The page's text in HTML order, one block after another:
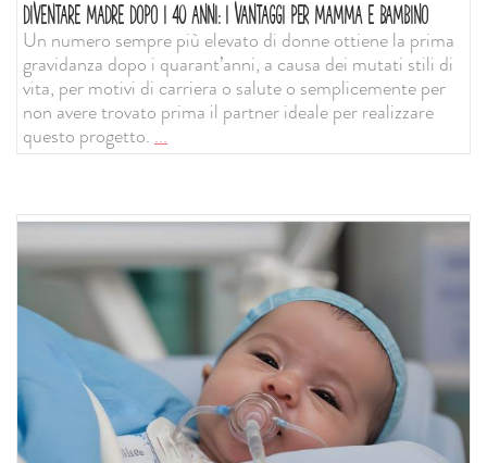
DIVENTARE MADRE DOPO I 40 ANNI: I VANTAGGI PER MAMMA E BAMBINO
Un numero sempre più elevato di donne ottiene la prima
gravidanza dopo i quarant’anni, a causa dei mutati stili di
vita, per motivi di carriera o salute o semplicemente per
non avere trovato prima il partner ideale per realizzare
questo progetto....